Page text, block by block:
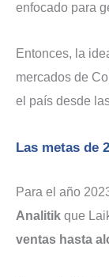
enfocado para
Entonces, la
mercados de
el país desde
Las metas de
Para el año
Analitik que
ventas hasta